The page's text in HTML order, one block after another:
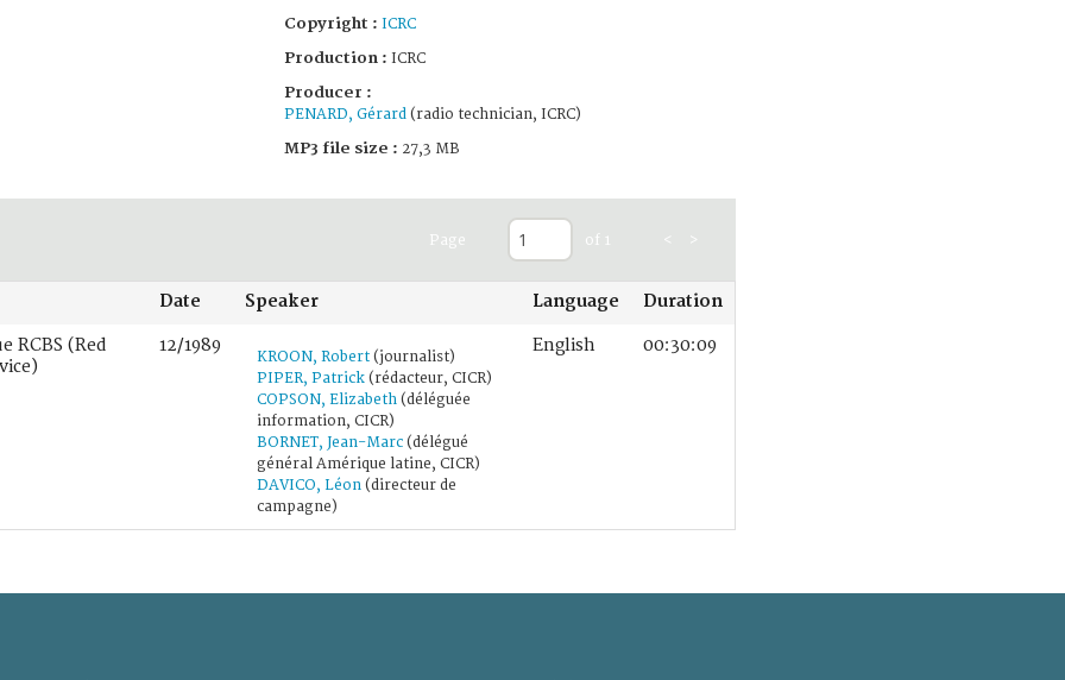
Copyright : ICRC
Production : ICRC
Producer :
PENARD, Gérard (radio technician, ICRC)
MP3 file size : 27,3 MB
Page of 1 < >
Date Speaker Language Duration
RCBS (Red
12/1989
KROON, Robert (journalist)
PIPER, Patrick (rédacteur, CICR)
COPSON, Elizabeth (déléguée
information, CICR)
BORNET, Jean-Marc (délégué
général Amérique latine, CICR)
DAVICO, Léon (directeur de
campagne)
English 00:30:09